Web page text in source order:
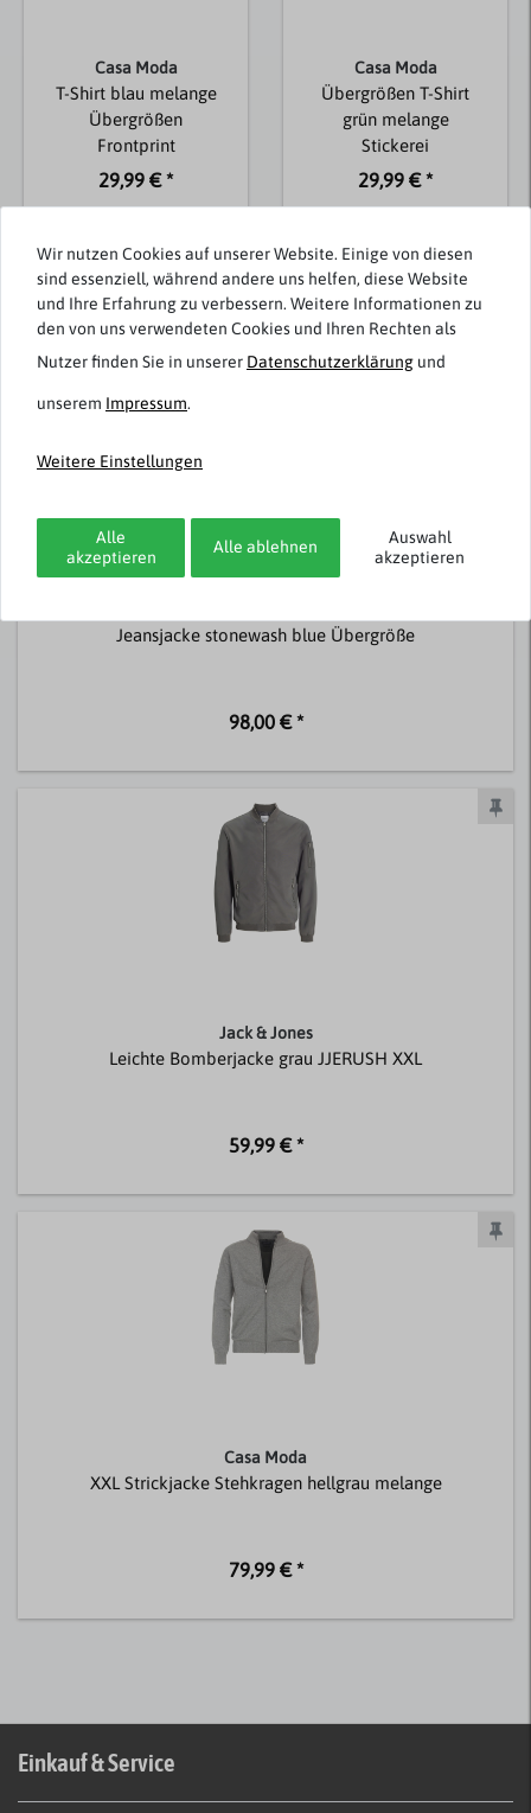
Casa Moda
T-Shirt blau melange
Übergrößen
Frontprint
29,99 € *
Casa Moda
Übergrößen T-Shirt
grün melange
Stickerei
29,99 € *
Passend dazu
Jeansjacke stonewash blue Übergröße
98,00 € *
Jack & Jones
Leichte Bomberjacke grau JJERUSH XXL
59,99 € *
Casa Moda
XXL Strickjacke Stehkragen hellgrau melange
79,99 € *
Wir nutzen Cookies auf unserer Website. Einige von diesen
sind essenziell, während andere uns helfen, diese Website
und Ihre Erfahrung zu verbessern. Weitere Informationen zu
den von uns verwendeten Cookies und Ihren Rechten als
Nutzer finden Sie in unserer Daten­schutz­erklärung und
unserem Impressum.
Weitere Einstellungen
Alle
akzeptieren
Alle ablehnen
Auswahl
akzeptieren
Einkauf & Service